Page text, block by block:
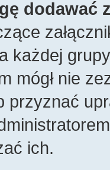
dodawać
każdej
mógł nie
przyznać
ich.